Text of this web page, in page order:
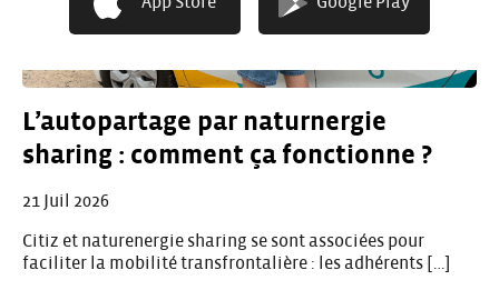
L’autopartage par naturnergie
sharing : comment ça fonctionne ?
21 Juil 2026
Citiz et naturenergie sharing se sont associées pour
faciliter la mobilité transfrontalière : les adhérents […]